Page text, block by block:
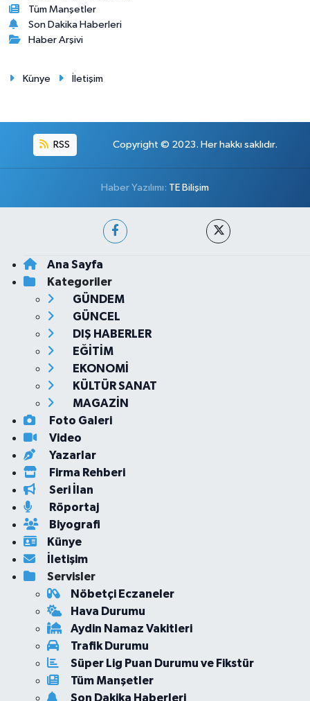
Tüm Manşetler
Son Dakika Haberleri
Haber Arşivi
Künye İletişim
RSS Copyright © 2023. Her hakkı saklıdır.
Haber Yazılımı: TE Bilişim
Ana Sayfa
Kategoriler
GÜNDEM
GÜNCEL
DIŞ HABERLER
EĞİTİM
EKONOMİ
KÜLTÜR SANAT
MAGAZİN
Foto Galeri
Video
Yazarlar
Firma Rehberi
Seri İlan
Röportaj
Biyografi
Künye
İletişim
Servisler
Nöbetçi Eczaneler
Hava Durumu
Aydin Namaz Vakitleri
Trafik Durumu
Süper Lig Puan Durumu ve Fikstür
Tüm Manşetler
Son Dakika Haberleri